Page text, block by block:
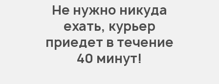
Не нужно никуда
ехать, курьер
приедет в течение
40 минут!